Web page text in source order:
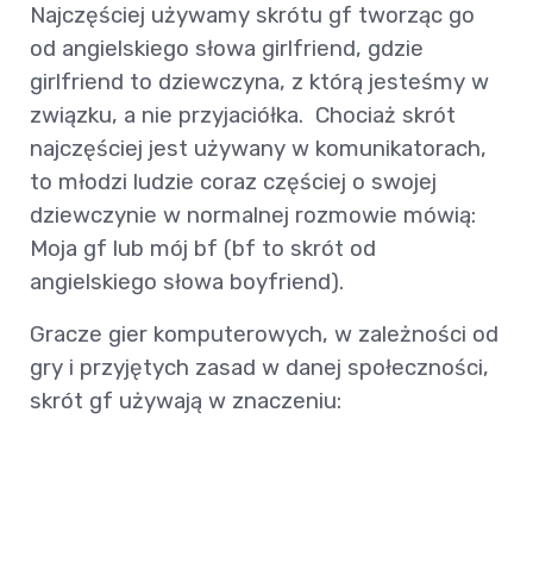
Najczęściej używamy skrótu gf tworząc go
od angielskiego słowa girlfriend, gdzie
girlfriend to dziewczyna, z którą jesteśmy w
związku, a nie przyjaciółka. Chociaż skrót
najczęściej jest używany w komunikatorach,
to młodzi ludzie coraz częściej o swojej
dziewczynie w normalnej rozmowie mówią:
Moja gf lub mój bf (bf to skrót od
angielskiego słowa boyfriend).
Gracze gier komputerowych, w zależności od
gry i przyjętych zasad w danej społeczności,
skrót gf używają w znaczeniu: